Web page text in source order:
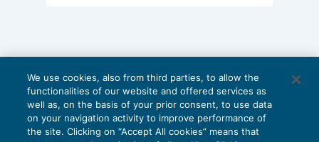
We use cookies, also from third parties, to allow the
functionalities of our website and offered services as
well as, on the basis of your prior consent, to use data
on your navigation activity to improve performance of
the site. Clicking on “Accept All cookies” means that